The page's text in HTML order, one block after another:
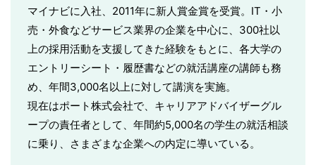
マイナビに入社、2011年に新人賞金賞を受賞。IT・小
売・外食などサービス業界の企業を中心に、300社以
上の採用活動を支援してきた経験をもとに、各大学の
エントリーシート・履歴書などの就活講座の講師も務
め、年間3,000名以上に対して講演を実施。
現在はポート株式会社で、キャリアアドバイザーグル
ープの責任者として、年間約5,000名の学生の就活相談
に乗り、さまざまな企業への内定に導いている。